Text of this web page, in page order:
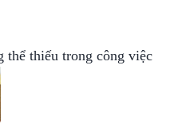
thể thiếu trong công việc